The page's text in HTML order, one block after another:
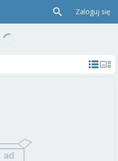
Zaloguj się